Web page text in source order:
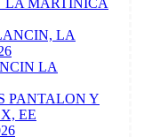
LA